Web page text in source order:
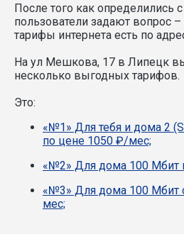
После того как определились
пользователи задают вопрос
тарифы интернета есть по
На ул Мешкова, 17 в Липецк
несколько выгодных тарифов.
Это:
«№1» Для тебя и дома 2
по цене 1050 ₽/мес;
«№2» Для дома 100 Мбит
«№3» Для дома 100 Мбит
мес;